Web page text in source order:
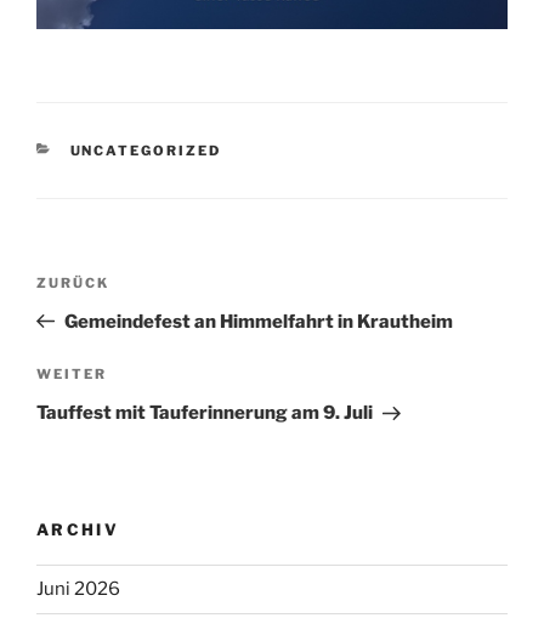
KATEGORIEN
UNCATEGORIZED
Beitragsnavigation
Vorheriger
Beitrag
ZURÜCK
Gemeindefest an Himmelfahrt in Krautheim
Nächster
Beitrag
WEITER
Tauffest mit Tauferinnerung am 9. Juli
ARCHIV
Juni 2026